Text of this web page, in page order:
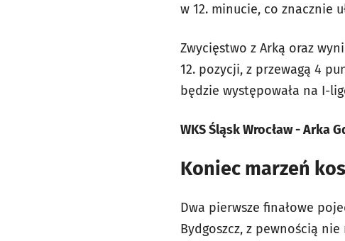
w 12. minucie, co znacznie
Zwycięstwo z Arką oraz
12. pozycji, z przewagą 4
będzie występowała na I-
WKS Śląsk Wrocław - Arka
Koniec marzeń
Dwa pierwsze finałowe
Bydgoszcz, z pewnością